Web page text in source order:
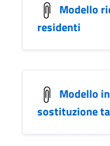
Modello
residenti
Modello
sostituzione